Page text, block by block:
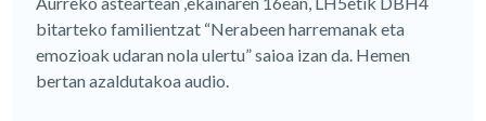
bitarteko familientzat “Nerabeen harremanak eta
emozioak udaran nola ulertu” saioa izan da. Hemen
bertan azaldutakoa audio.